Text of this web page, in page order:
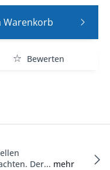
Warenkorb
Bewerten
Der... mehr